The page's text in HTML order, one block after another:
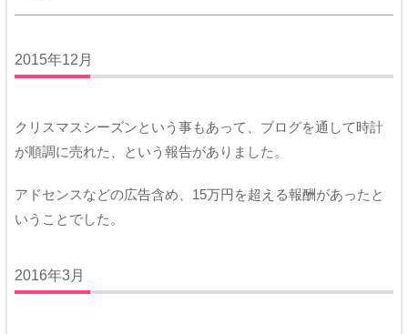
2015年12月
クリスマスシーズンという事もあって、ブログを通して時計
が順調に売れた、という報告がありました。
アドセンスなどの広告含め、15万円を超える報酬があったと
いうことでした。
2016年3月